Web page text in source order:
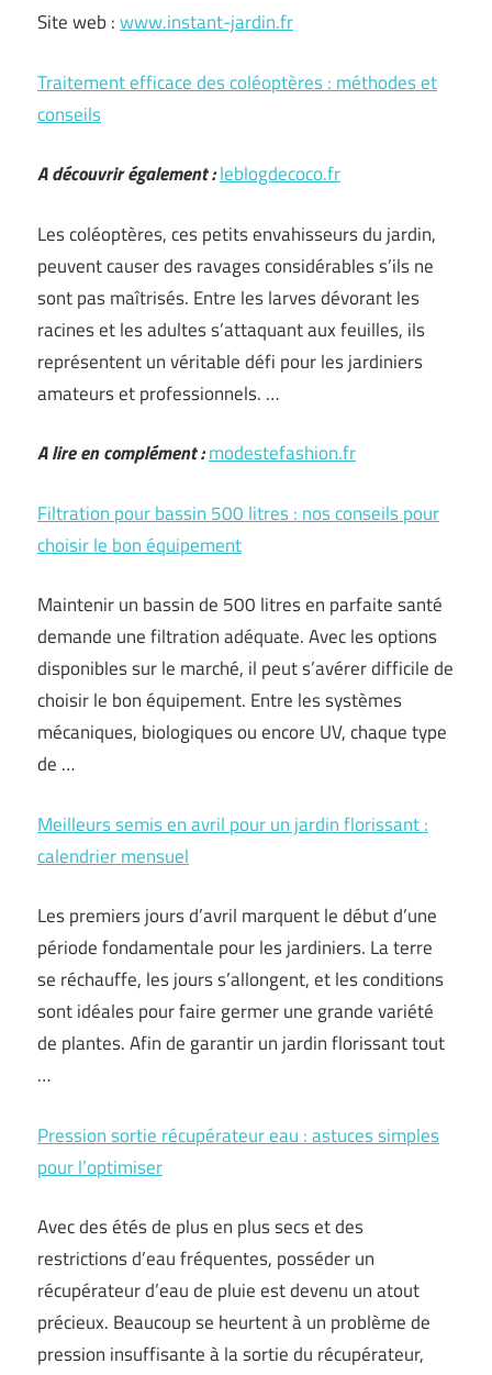
Site web :www.instant-jardin.fr
Traitement efficace des coléoptères : méthodes et
conseils
A découvrir également :leblogdecoco.fr
Les coléoptères, ces petits envahisseurs du jardin,
peuvent causer des ravages considérables s’ils ne
sont pas maîtrisés. Entre les larves dévorant les
racines et les adultes s’attaquant aux feuilles, ils
représentent un véritable défi pour les jardiniers
amateurs et professionnels. …
A lire en complément :modestefashion.fr
Filtration pour bassin 500 litres : nos conseils pour
choisir le bon équipement
Maintenir un bassin de 500 litres en parfaite santé
demande une filtration adéquate. Avec les options
disponibles sur le marché, il peut s’avérer difficile de
choisir le bon équipement. Entre les systèmes
mécaniques, biologiques ou encore UV, chaque type
de …
Meilleurs semis en avril pour un jardin florissant :
calendrier mensuel
Les premiers jours d’avril marquent le début d’une
période fondamentale pour les jardiniers. La terre
se réchauffe, les jours s’allongent, et les conditions
sont idéales pour faire germer une grande variété
de plantes. Afin de garantir un jardin florissant tout
…
Pression sortie récupérateur eau : astuces simples
pour l’optimiser
Avec des étés de plus en plus secs et des
restrictions d’eau fréquentes, posséder un
récupérateur d’eau de pluie est devenu un atout
précieux. Beaucoup se heurtent à un problème de
pression insuffisante à la sortie du récupérateur,